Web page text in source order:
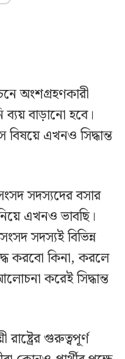
অংশগ্রহণকারী
ব্যয় বাড়ানো হবে।
এখনও সিদ্ধান্ত
সদস্যদের বসার
এখনও ভাবছি।
সদস্যই বিভিন্ন
করবো কিনা, করলে
করেই সিদ্ধান্ত
গুরুত্বপূর্ণ